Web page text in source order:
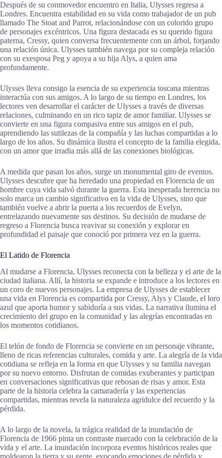
Después de su conmovedor encuentro en Italia, Ulysses regresa a
Londres. Encuentra estabilidad en su vida como trabajador de un pub
llamado The Stoat and Parrot, relacionándose con un colorido grupo
de personajes excéntricos. Una figura destacada es su querido figura
paterna, Cressy, quien conversa frecuentemente con un árbol, forjando
una relación única. Ulysses también navega por su compleja relación
con su exesposa Peg y apoya a su hija Alys, a quien ama
profundamente.
Ulysses lleva consigo la esencia de su experiencia toscana mientras
interactúa con sus amigos. A lo largo de su tiempo en Londres, los
lectores ven desarrollar el carácter de Ulysses a través de diversas
relaciones, culminando en un rico tapiz de amor familiar. Ulysses se
convierte en una figura compasiva entre sus amigos en el pub,
aprendiendo las sutilezas de la compañía y las luchas compartidas a lo
largo de los años. Su dinámica ilustra el concepto de la familia elegida,
con un amor que irradia más allá de las conexiones biológicas.
A medida que pasan los años, surge un monumental giro de eventos.
Ulysses descubre que ha heredado una propiedad en Florencia de un
hombre cuya vida salvó durante la guerra. Esta inesperada herencia no
solo marca un cambio significativo en la vida de Ulysses, sino que
también vuelve a abrir la puerta a los recuerdos de Evelyn,
entrelazando nuevamente sus destinos. Su decisión de mudarse de
regreso a Florencia busca reavivar su conexión y explorar en
profundidad el paisaje que conoció por primera vez en la guerra.
El Latido de Florencia
Al mudarse a Florencia, Ulysses reconecta con la belleza y el arte de la
ciudad italiana. Allí, la historia se expande e introduce a los lectores en
un coro de nuevos personajes. La empresa de Ulysses de establecer
una vida en Florencia es compartida por Cressy, Alys y Claude, el loro
azul que aporta humor y sabiduría a sus vidas. La narrativa ilumina el
crecimiento del grupo en la comunidad y las alegrías encontradas en
los momentos cotidianos.
El telón de fondo de Florencia se convierte en un personaje vibrante,
lleno de ricas referencias culturales, comida y arte. La alegría de la vida
cotidiana se refleja en la forma en que Ulysses y su familia navegan
por su nuevo entorno. Disfrutan de comidas exuberantes y participan
en conversaciones significativas que rebosan de risas y amor. Esta
parte de la historia celebra la camaradería y las experiencias
compartidas, mientras revela la naturaleza agridulce del recuerdo y la
pérdida.
A lo largo de la novela, la trágica realidad de la inundación de
Florencia de 1966 pinta un contraste marcado con la celebración de la
vida y el arte. La inundación incorpora eventos históricos reales que
moldearon la tierra y su gente, evocando emociones de pérdida y